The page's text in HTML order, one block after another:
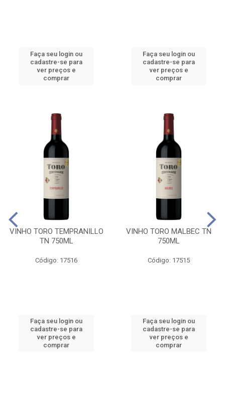
Faça seu login ou
cadastre-se para
ver preços e
comprar
Faça seu login ou
cadastre-se para
ver preços e
comprar
VINHO TORO TEMPRANILLO
TN 750ML
Código: 17516
Faça seu login ou
cadastre-se para
ver preços e
comprar
VINHO TORO MALBEC TN
750ML
Código: 17515
Faça seu login ou
cadastre-se para
ver preços e
comprar